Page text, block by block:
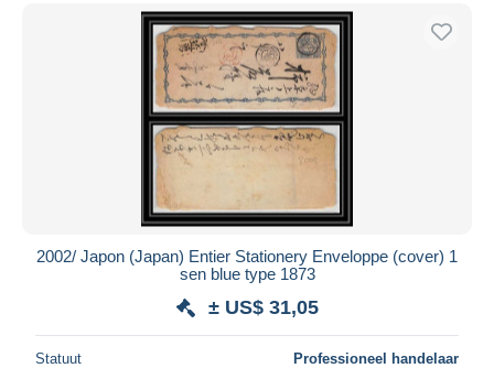
2002/ Japon (Japan) Entier Stationery Enveloppe (cover) 1
sen blue type 1873
± US$ 31,05
Statuut Professioneel handelaar